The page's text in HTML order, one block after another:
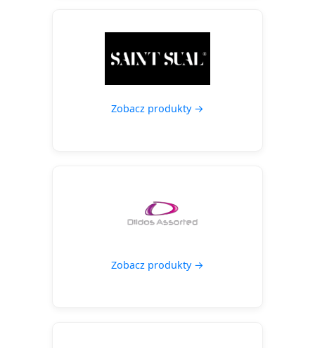
Zobacz produkty →
Zobacz produkty →